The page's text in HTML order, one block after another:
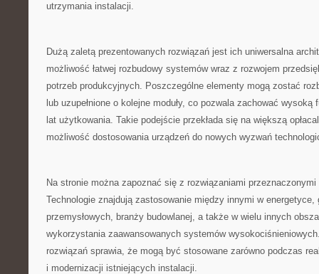
utrzymania instalacji.
Dużą zaletą prezentowanych rozwiązań jest ich uniwersalna
możliwość łatwej rozbudowy systemów wraz z rozwojem
potrzeb produkcyjnych. Poszczególne elementy mogą zostać
lub uzupełnione o kolejne moduły, co pozwala zachować
lat użytkowania. Takie podejście przekłada się na większą
możliwość dostosowania urządzeń do nowych wyzwań
Na stronie można zapoznać się z rozwiązaniami przeznaczonymi
Technologie znajdują zastosowanie między innymi w energetyce,
przemysłowych, branży budowlanej, a także w wielu innych
wykorzystania zaawansowanych systemów
rozwiązań sprawia, że mogą być stosowane zarówno podczas
i modernizacji istniejących instalacji.